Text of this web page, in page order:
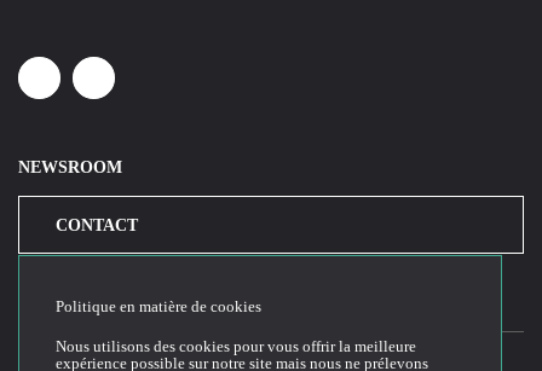
LinkedinYoutube
NEWSROOM
CONTACT
Politique en matière de cookies
Nous utilisons des cookies pour vous offrir la meilleure
expérience possible sur notre site mais nous ne prélevons